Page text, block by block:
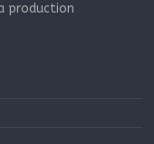
production